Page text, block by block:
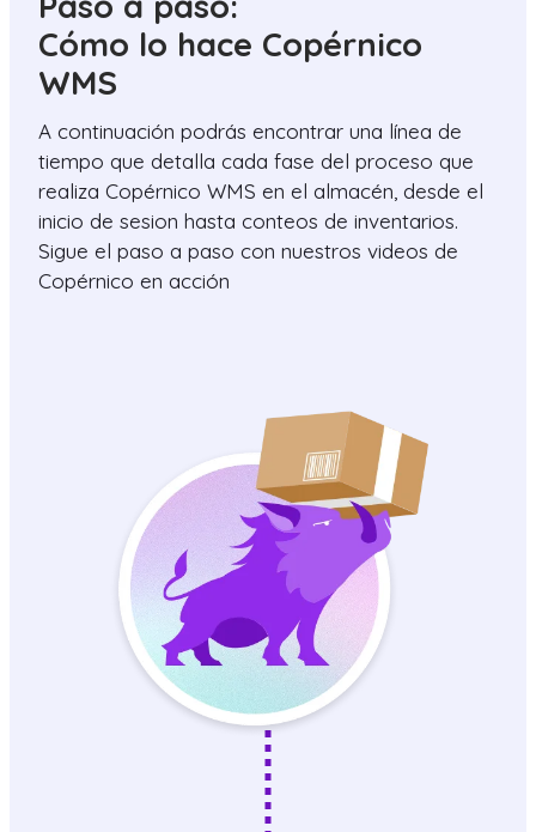
Cómo lo hace Copérnico
WMS
A continuación podrás encontrar una línea de
tiempo que detalla cada fase del proceso que
realiza Copérnico WMS en el almacén, desde el
inicio de sesion hasta conteos de inventarios.
Sigue el paso a paso con nuestros videos de
Copérnico en acción